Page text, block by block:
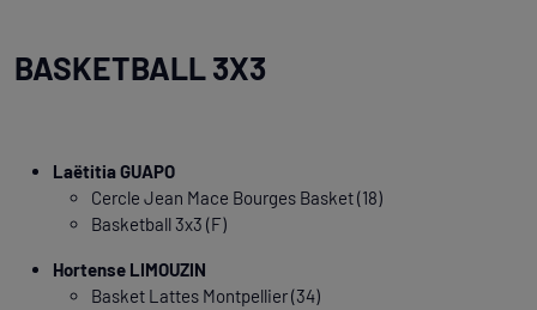
BASKETBALL 3X3
Laëtitia GUAPO
Cercle Jean Mace Bourges Basket (18)
Basketball 3x3 (F)
Hortense LIMOUZIN
Basket Lattes Montpellier (34)